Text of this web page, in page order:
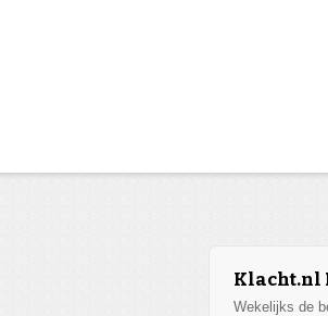
Klacht.nl
Wekelijks de